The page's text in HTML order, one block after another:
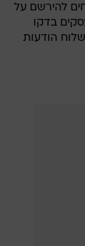
להירשם על
בדקו
הודעות